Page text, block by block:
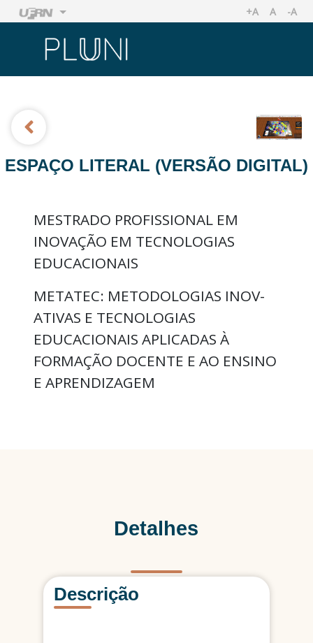
Ir
Ir
+AAUMENTAR
A -A
ESPAÇO LITERAL (VERSÃO DIGITAL)
MESTRADO PROFISSIONAL EM
INOVAÇÃO EM TECNOLOGIAS
EDUCACIONAIS
METATEC: METODOLOGIAS INOV-
ATIVAS E TECNOLOGIAS
EDUCACIONAIS APLICADAS À
FORMAÇÃO DOCENTE E AO ENSINO
E APRENDIZAGEM
Detalhes
Descrição